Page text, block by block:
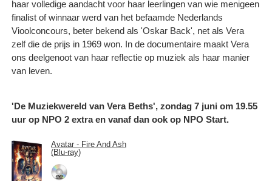
haar volledige aandacht voor haar leerlingen van wie menigeen
finalist of winnaar werd van het befaamde Nederlands
Vioolconcours, beter bekend als 'Oskar Back', net als Vera
zelf die de prijs in 1969 won. In de documentaire maakt Vera
ons deelgenoot van haar reflectie op muziek als haar manier
van leven.
'De Muziekwereld van Vera Beths', zondag 7 juni om 19.55
uur op NPO 2 extra en vanaf dan ook op NPO Start.
Avatar - Fire And Ash
(Blu-ray)